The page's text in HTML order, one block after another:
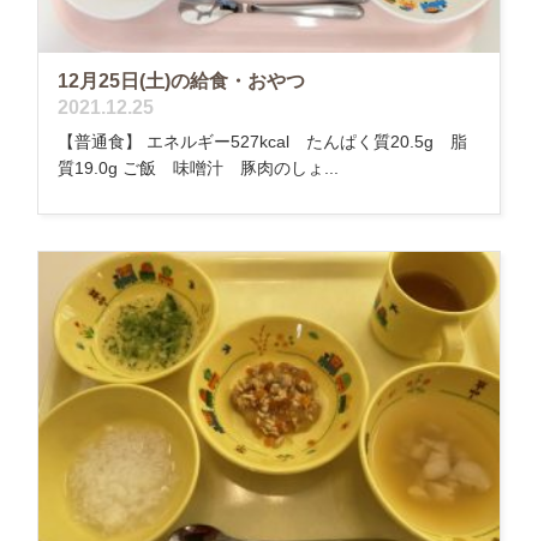
12月25日(土)の給食・おやつ
2021.12.25
【普通食】 エネルギー527kcal たんぱく質20.5g 脂
質19.0g ご飯 味噌汁 豚肉のしょ...